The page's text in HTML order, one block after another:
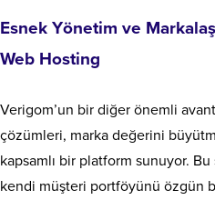
Esnek Yönetim ve
Web Hosting
Verigom’un bir diğer önemli
çözümleri, marka değerini
kapsamlı bir platform sunuyor. Bu
kendi müşteri portföyünü özgün